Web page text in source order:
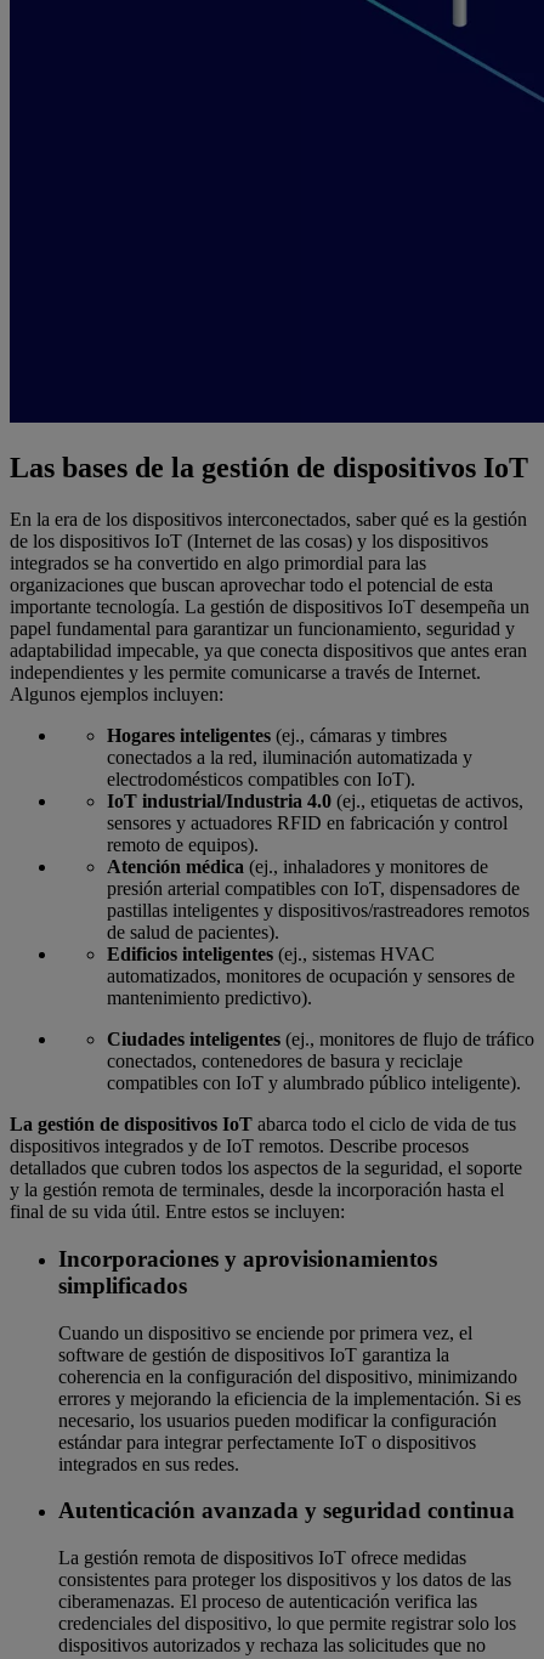
Las bases de la gestión de dispositivos IoT
En la era de los dispositivos interconectados, saber qué es la gestión
de los dispositivos IoT (Internet de las cosas) y los dispositivos
integrados se ha convertido en algo primordial para las
organizaciones que buscan aprovechar todo el potencial de esta
importante tecnología. La gestión de dispositivos IoT desempeña un
papel fundamental para garantizar un funcionamiento, seguridad y
adaptabilidad impecable, ya que conecta dispositivos que antes eran
independientes y les permite comunicarse a través de Internet.
Algunos ejemplos incluyen:
Hogares inteligentes (ej., cámaras y timbres
conectados a la red, iluminación automatizada y
electrodomésticos compatibles con IoT).
IoT industrial/Industria 4.0 (ej., etiquetas de activos,
sensores y actuadores RFID en fabricación y control
remoto de equipos).
Atención médica (ej., inhaladores y monitores de
presión arterial compatibles con IoT, dispensadores de
pastillas inteligentes y dispositivos/rastreadores remotos
de salud de pacientes).
Edificios inteligentes (ej., sistemas HVAC
automatizados, monitores de ocupación y sensores de
mantenimiento predictivo).
Ciudades inteligentes (ej., monitores de flujo de tráfico
conectados, contenedores de basura y reciclaje
compatibles con IoT y alumbrado público inteligente).
La gestión de dispositivos IoT abarca todo el ciclo de vida de tus
dispositivos integrados y de IoT remotos. Describe procesos
detallados que cubren todos los aspectos de la seguridad, el soporte
y la gestión remota de terminales, desde la incorporación hasta el
final de su vida útil. Entre estos se incluyen:
Incorporaciones y aprovisionamientos
simplificados
Cuando un dispositivo se enciende por primera vez, el
software de gestión de dispositivos IoT garantiza la
coherencia en la configuración del dispositivo, minimizando
errores y mejorando la eficiencia de la implementación. Si es
necesario, los usuarios pueden modificar la configuración
estándar para integrar perfectamente IoT o dispositivos
integrados en sus redes.
Autenticación avanzada y seguridad continua
La gestión remota de dispositivos IoT ofrece medidas
consistentes para proteger los dispositivos y los datos de las
ciberamenazas. El proceso de autenticación verifica las
credenciales del dispositivo, lo que permite registrar solo los
dispositivos autorizados y rechaza las solicitudes que no